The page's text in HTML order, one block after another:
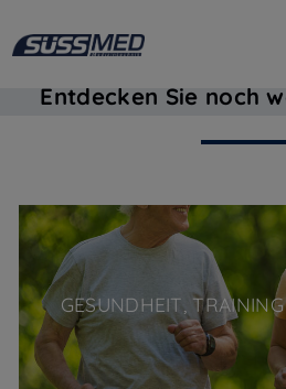
Entdecken Sie noch
GESUNDHEIT,